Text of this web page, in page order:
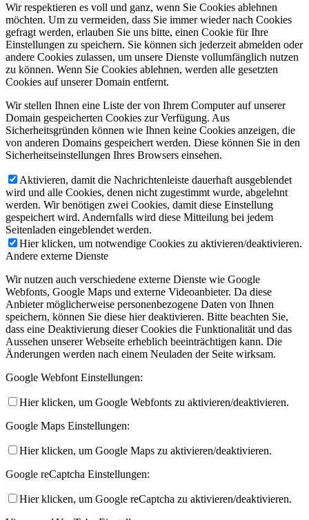
Wir respektieren es voll und ganz, wenn Sie Cookies ablehnen
möchten. Um zu vermeiden, dass Sie immer wieder nach Cookies
gefragt werden, erlauben Sie uns bitte, einen Cookie für Ihre
Einstellungen zu speichern. Sie können sich jederzeit abmelden oder
andere Cookies zulassen, um unsere Dienste vollumfänglich nutzen
zu können. Wenn Sie Cookies ablehnen, werden alle gesetzten
Cookies auf unserer Domain entfernt.
Wir stellen Ihnen eine Liste der von Ihrem Computer auf unserer
Domain gespeicherten Cookies zur Verfügung. Aus
Sicherheitsgründen können wie Ihnen keine Cookies anzeigen, die
von anderen Domains gespeichert werden. Diese können Sie in den
Sicherheitseinstellungen Ihres Browsers einsehen.
Aktivieren, damit die Nachrichtenleiste dauerhaft ausgeblendet
wird und alle Cookies, denen nicht zugestimmt wurde, abgelehnt
werden. Wir benötigen zwei Cookies, damit diese Einstellung
gespeichert wird. Andernfalls wird diese Mitteilung bei jedem
Seitenladen eingeblendet werden.
Hier klicken, um notwendige Cookies zu aktivieren/deaktivieren.
Andere externe Dienste
Wir nutzen auch verschiedene externe Dienste wie Google
Webfonts, Google Maps und externe Videoanbieter. Da diese
Anbieter möglicherweise personenbezogene Daten von Ihnen
speichern, können Sie diese hier deaktivieren. Bitte beachten Sie,
dass eine Deaktivierung dieser Cookies die Funktionalität und das
Aussehen unserer Webseite erheblich beeinträchtigen kann. Die
Änderungen werden nach einem Neuladen der Seite wirksam.
Google Webfont Einstellungen:
Hier klicken, um Google Webfonts zu aktivieren/deaktivieren.
Google Maps Einstellungen:
Hier klicken, um Google Maps zu aktivieren/deaktivieren.
Google reCaptcha Einstellungen:
Hier klicken, um Google reCaptcha zu aktivieren/deaktivieren.